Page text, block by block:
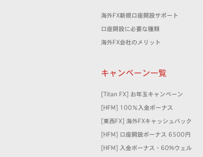
海外FX新規口座開設サポート
口座開設に必要な種類
海外FX会社のメリット
キャンペーン一覧
[Titan FX] お年玉キャンペーン
[HFM] 100％入金ボーナス
[東西FX] 海外FXキャッシュバック
[HFM] 口座開設ボーナス 6500円
[HFM] 入金ボーナス・60%ウェル